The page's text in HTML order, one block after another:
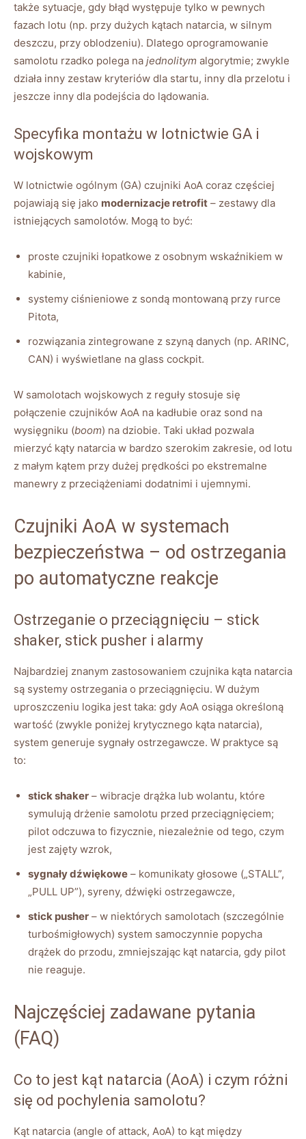
także sytuacje, gdy błąd występuje tylko w pewnych
fazach lotu (np. przy dużych kątach natarcia, w silnym
deszczu, przy oblodzeniu). Dlatego oprogramowanie
samolotu rzadko polega na jednolitym algorytmie; zwykle
działa inny zestaw kryteriów dla startu, inny dla przelotu i
jeszcze inny dla podejścia do lądowania.
Specyfika montażu w lotnictwie GA i
wojskowym
W lotnictwie ogólnym (GA) czujniki AoA coraz częściej
pojawiają się jako modernizacje retrofit – zestawy dla
istniejących samolotów. Mogą to być:
proste czujniki łopatkowe z osobnym wskaźnikiem w
kabinie,
systemy ciśnieniowe z sondą montowaną przy rurce
Pitota,
rozwiązania zintegrowane z szyną danych (np. ARINC,
CAN) i wyświetlane na glass cockpit.
W samolotach wojskowych z reguły stosuje się
połączenie czujników AoA na kadłubie oraz sond na
wysięgniku (boom) na dziobie. Taki układ pozwala
mierzyć kąty natarcia w bardzo szerokim zakresie, od lotu
z małym kątem przy dużej prędkości po ekstremalne
manewry z przeciążeniami dodatnimi i ujemnymi.
Czujniki AoA w systemach
bezpieczeństwa – od ostrzegania
po automatyczne reakcje
Ostrzeganie o przeciągnięciu – stick
shaker, stick pusher i alarmy
Najbardziej znanym zastosowaniem czujnika kąta natarcia
są systemy ostrzegania o przeciągnięciu. W dużym
uproszczeniu logika jest taka: gdy AoA osiąga określoną
wartość (zwykle poniżej krytycznego kąta natarcia),
system generuje sygnały ostrzegawcze. W praktyce są
to:
stick shaker – wibracje drążka lub wolantu, które
symulują drżenie samolotu przed przeciągnięciem;
pilot odczuwa to fizycznie, niezależnie od tego, czym
jest zajęty wzrok,
sygnały dźwiękowe – komunikaty głosowe („STALL”,
„PULL UP”), syreny, dźwięki ostrzegawcze,
stick pusher – w niektórych samolotach (szczególnie
turbośmigłowych) system samoczynnie popycha
drążek do przodu, zmniejszając kąt natarcia, gdy pilot
nie reaguje.
Najczęściej zadawane pytania
(FAQ)
Co to jest kąt natarcia (AoA) i czym różni
się od pochylenia samolotu?
Kąt natarcia (angle of attack, AoA) to kąt między